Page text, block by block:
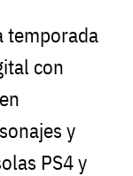
temporada
con
y
PS4 y